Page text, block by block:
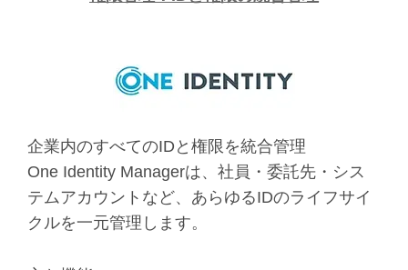
企業内のすべてのIDと権限を統合管理
One Identity Managerは、社員・委託先・シス
テムアカウントなど、あらゆるIDのライフサイ
クルを一元管理します。